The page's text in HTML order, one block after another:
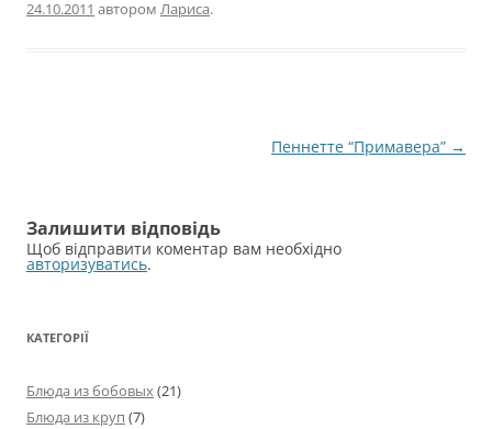
24.10.2011 автором Лариса.
Пеннетте “Примавера” →
Залишити відповідь
Щоб відправити коментар вам необхідно
авторизуватись.
КАТЕГОРІЇ
Блюда из бобовых(21)
Блюда из круп (7)